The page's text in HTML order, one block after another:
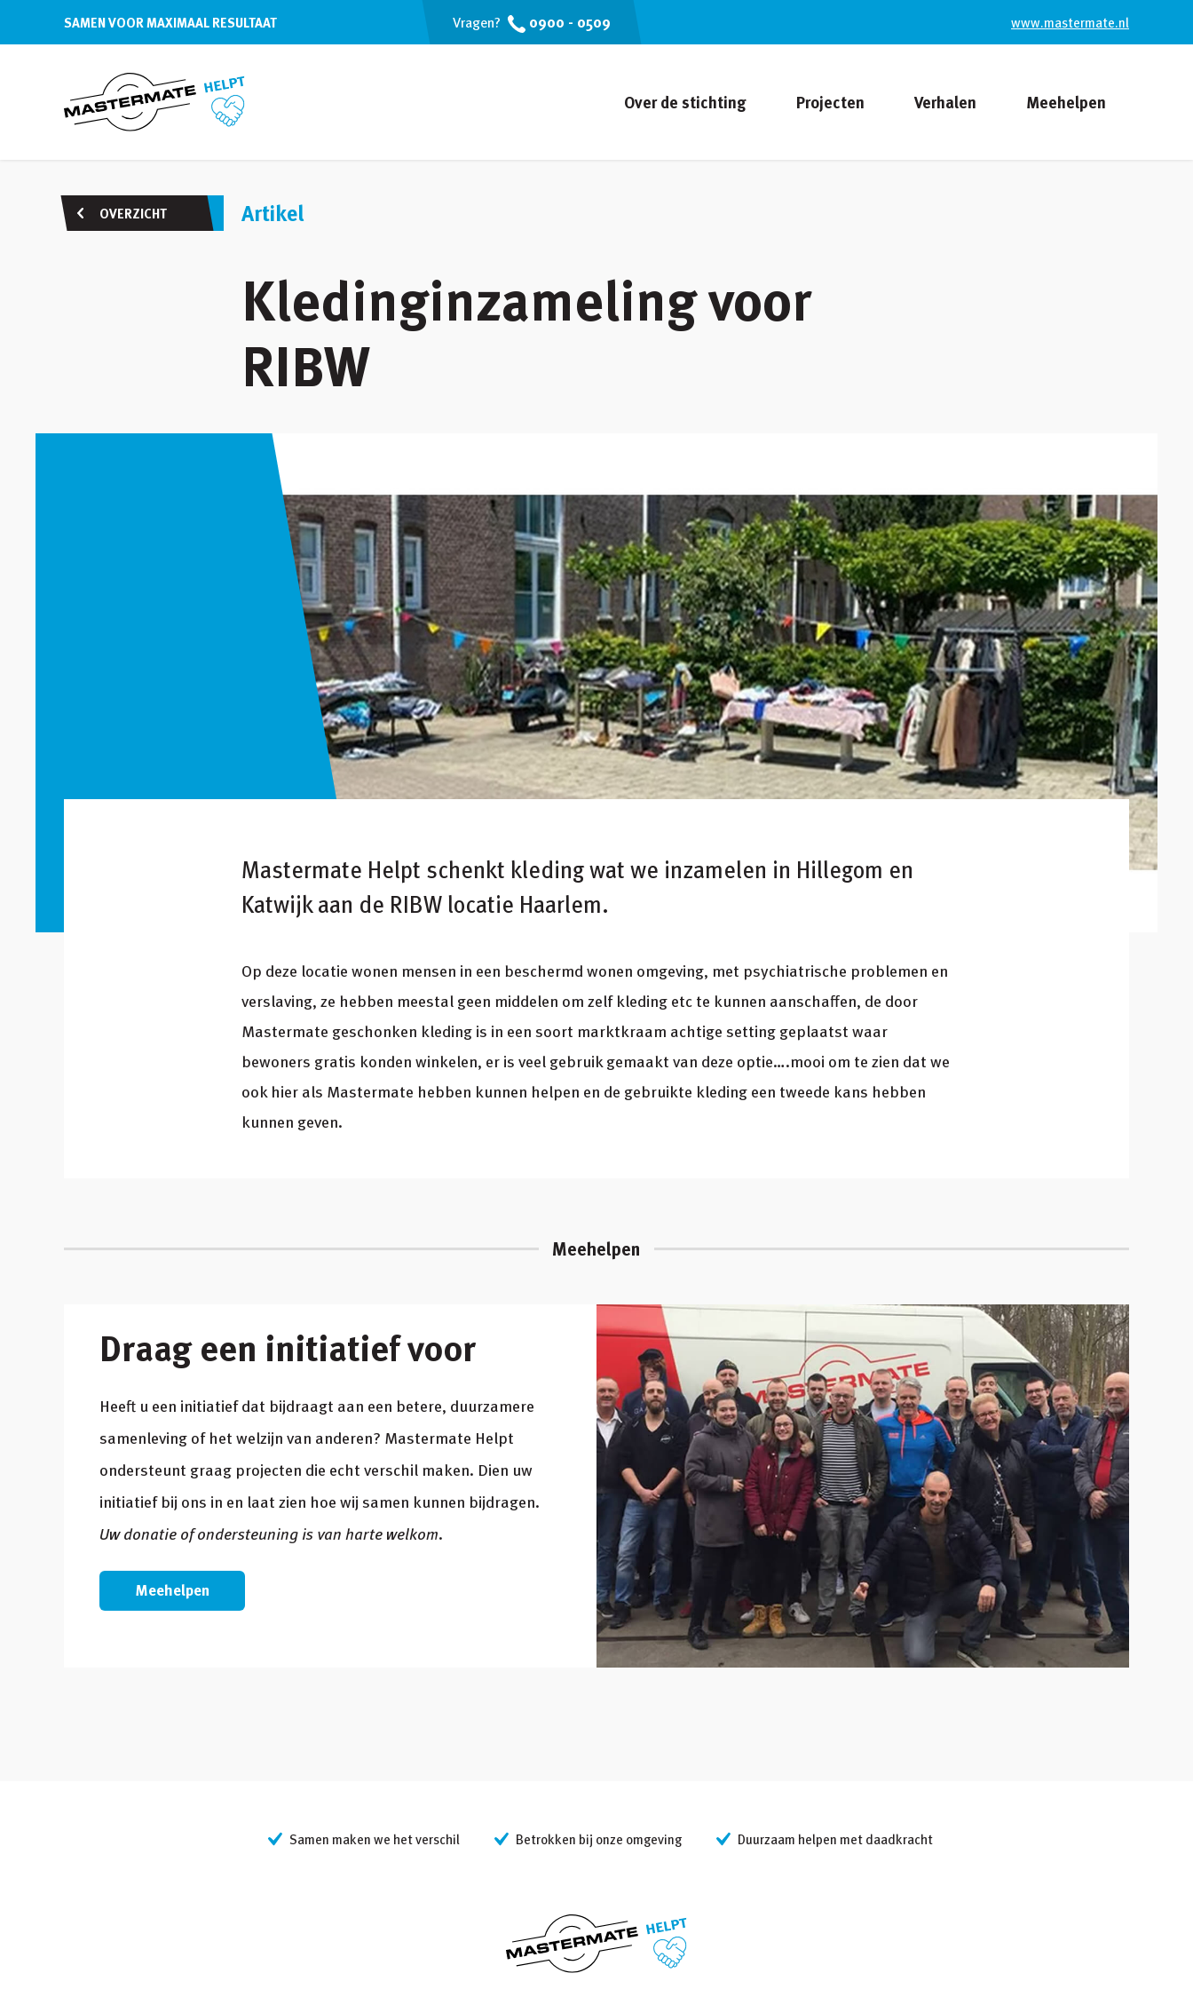
SAMEN VOOR MAXIMAAL RESULTAAT Vragen? 0900 - 0509 www.mastermate.nl
Over de stichting Projecten Verhalen Meehelpen
OVERZICHT Artikel
Kledinginzameling voor
RIBW
Mastermate Helpt schenkt kleding wat we inzamelen in Hillegom en
Katwijk aan de RIBW locatie Haarlem.
Op deze locatie wonen mensen in een beschermd wonen omgeving, met psychiatrische problemen en
verslaving, ze hebben meestal geen middelen om zelf kleding etc te kunnen aanschaffen, de door
Mastermate geschonken kleding is in een soort marktkraam achtige setting geplaatst waar
bewoners gratis konden winkelen, er is veel gebruik gemaakt van deze optie….mooi om te zien dat we
ook hier als Mastermate hebben kunnen helpen en de gebruikte kleding een tweede kans hebben
kunnen geven.
Meehelpen
Draag een initiatief voor
Heeft u een initiatief dat bijdraagt aan een betere, duurzamere
samenleving of het welzijn van anderen? Mastermate Helpt
ondersteunt graag projecten die echt verschil maken. Dien uw
initiatief bij ons in en laat zien hoe wij samen kunnen bijdragen.
Uw donatie of ondersteuning is van harte welkom.
Meehelpen
Samen maken we het verschil Betrokken bij onze omgeving Duurzaam helpen met daadkracht